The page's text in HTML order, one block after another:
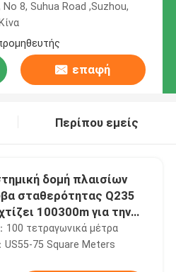
No 8, Suhua Road ,Suzhou,
επαφή
Περίπου εμείς
δομή πλαισίων
σταθερότητας Q235
100300m για την
άνθρακα
100 τετραγωνικά μέτρα
US55-75 Square Meters